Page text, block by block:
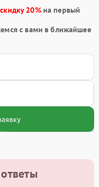
20%на первый
с вами в ближайшее